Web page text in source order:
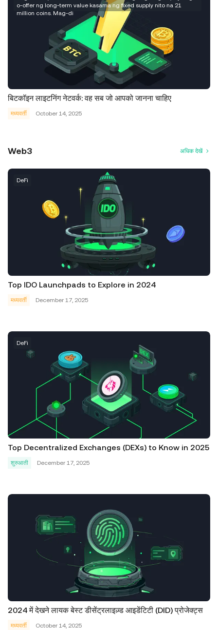
o-offer ng long-term value kasama ng fixed supply nito na 21
million coins. Mag-di
बिटकॉइन लाइटनिंग नेटवर्क: वह सब जो आपको जानना चाहिए
मध्यवर्ती October 14, 2025
Web3 अधिक देखें
DeFi
Top IDO Launchpads to Explore in 2024
मध्यवर्ती December 17, 2025
DeFi
Top Decentralized Exchanges (DEXs) to Know in 2025
शुरुआती December 17, 2025
2024 में देखने लायक बेस्ट डीसेंट्रलाइज़्ड आइडेंटिटी (DID) प्रोजेक्ट्स
मध्यवर्ती October 14, 2025